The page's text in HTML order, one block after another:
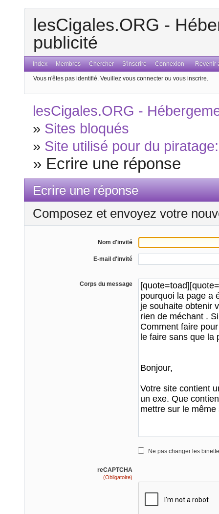
lesCigales.ORG -
publicité
Index Membres Chercher S'inscrire Connexion Revenir
Vous n'êtes pas identifié. Veuillez vous connecter ou vous inscrire.
lesCigales.ORG -
» Sites bloqués
» Site utilisé pour du
» Ecrire une réponse
Ecrire une réponse
Composez et envoyez votre
Nom d'invité
E-mail d'invité
Corps du message
Ne pas changer les
reCAPTCHA
(Obligatoire)